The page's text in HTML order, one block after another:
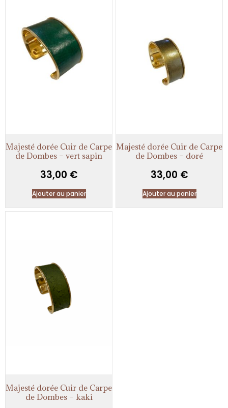
Majesté dorée Cuir de Carpe
de Dombes – vert sapin
33,00 €
Ajouter au panier
Majesté dorée Cuir de Carpe
de Dombes – doré
33,00 €
Ajouter au panier
Majesté dorée Cuir de Carpe
de Dombes – kaki